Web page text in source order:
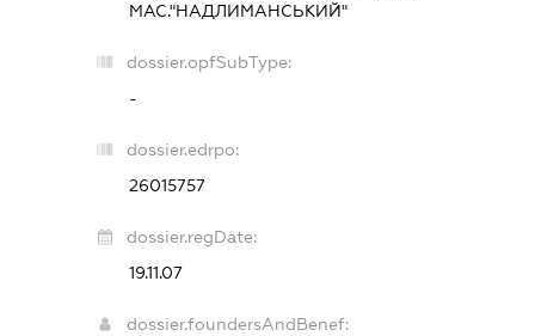
МАС."НАДЛИМАНСЬКИЙ"
dossier.opfSubType:
-
dossier.edrpo:
26015757
dossier.regDate:
19.11.07
dossier.foundersAndBenef: